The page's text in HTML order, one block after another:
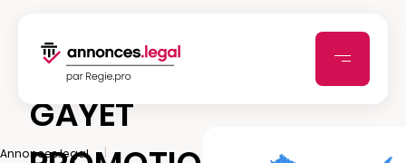
Annonces.legal
|
GAYET